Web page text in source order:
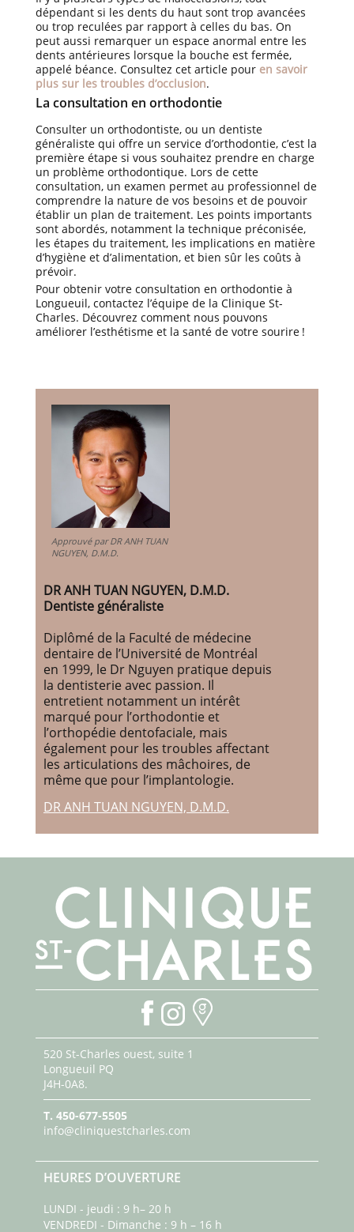
dépendant si les dents du haut sont trop avancées
ou trop reculées par rapport à celles du bas. On
peut aussi remarquer un espace anormal entre les
dents antérieures lorsque la bouche est fermée,
appelé béance. Consultez cet article pour en savoir
plus sur les troubles d’occlusion.
La consultation en orthodontie
Consulter un orthodontiste, ou un dentiste
généraliste qui offre un service d’orthodontie, c’est la
première étape si vous souhaitez prendre en charge
un problème orthodontique. Lors de cette
consultation, un examen permet au professionnel de
comprendre la nature de vos besoins et de pouvoir
établir un plan de traitement. Les points importants
sont abordés, notamment la technique préconisée,
les étapes du traitement, les implications en matière
d’hygiène et d’alimentation, et bien sûr les coûts à
prévoir.
Pour obtenir votre consultation en orthodontie à
Longueuil, contactez l’équipe de la Clinique St-
Charles. Découvrez comment nous pouvons
améliorer l’esthétisme et la santé de votre sourire !
Approuvé par DR ANH TUAN
NGUYEN, D.M.D.
DR ANH TUAN NGUYEN, D.M.D.
Dentiste généraliste
Diplômé de la Faculté de médecine
dentaire de l’Université de Montréal
en 1999, le Dr Nguyen pratique depuis
la dentisterie avec passion. Il
entretient notamment un intérêt
marqué pour l’orthodontie et
l’orthopédie dentofaciale, mais
également pour les troubles affectant
les articulations des mâchoires, de
même que pour l’implantologie.
DR ANH TUAN NGUYEN, D.M.D.
520 St-Charles ouest, suite 1
Longueuil PQ
J4H-0A8.
T. 450-677-5505
info@cliniquestcharles.com
HEURES D’OUVERTURE
LUNDI - jeudi : 9 h– 20 h
VENDREDI - Dimanche : 9 h – 16 h